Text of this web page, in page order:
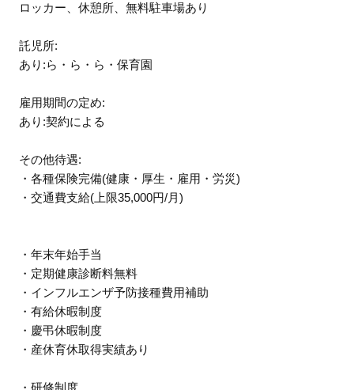
ロッカー、休憩所、無料駐車場あり
託児所:
あり:ら・ら・ら・保育園
雇用期間の定め:
あり:契約による
その他待遇:
・各種保険完備(健康・厚生・雇用・労災)
・交通費支給(上限35,000円/月)
・年末年始手当
・定期健康診断料無料
・インフルエンザ予防接種費用補助
・有給休暇制度
・慶弔休暇制度
・産休育休取得実績あり
・研修制度